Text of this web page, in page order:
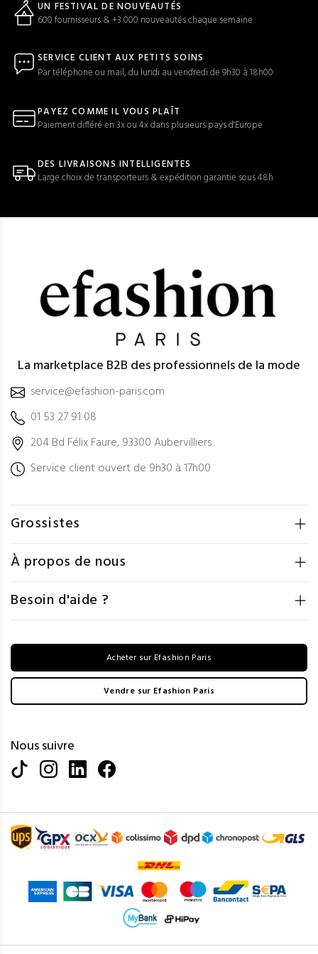
UN FESTIVAL DE NOUVEAUTÉS
600 fournisseurs & +3 000 nouveautés chaque semaine
SERVICE CLIENT AUX PETITS SOINS
Par téléphone ou mail, du lundi au vendredi de 9h30 à 18h00
PAYEZ COMME IL VOUS PLAÎT
Paiement différé en 3x ou 4x dans plusieurs pays d'Europe
DES LIVRAISONS INTELLIGENTES
Large choix de transporteurs & expédition garantie sous 48h
La marketplace B2B des professionnels de la mode
service@efashion-paris.com
01 53 27 91 08
204 Bd Félix Faure, 93300 Aubervilliers
Service client ouvert de 9h30 à 17h00
Grossistes
À propos de nous
Besoin d'aide ?
Acheter sur Efashion Paris
Vendre sur Efashion Paris
Nous suivre